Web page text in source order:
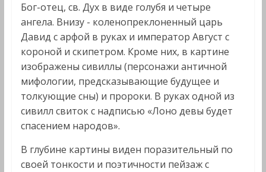
Бог-отец, св. Дух в виде голубя и четыре
ангела. Внизу - коленопреклоненный царь
Давид с арфой в руках и император Август с
короной и скипетром. Кроме них, в картине
изображены сивиллы (персонажи античной
мифологии, предсказывающие будущее и
толкующие сны) и пророки. В руках одной из
сивилл свиток с надписью «Лоно девы будет
спасением народов».
В глубине картины виден поразительный по
своей тонкости и поэтичности пейзаж с